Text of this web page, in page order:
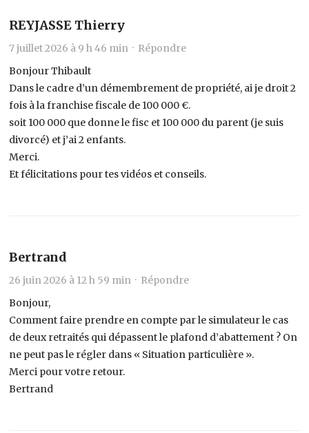
REYJASSE Thierry
7 juillet 2026 à 9 h 46 min · Répondre
Bonjour Thibault
Dans le cadre d’un démembrement de propriété, ai je droit 2
fois à la franchise fiscale de 100 000 €.
soit 100 000 que donne le fisc et 100 000 du parent (je suis
divorcé) et j’ai 2 enfants.
Merci.
Et félicitations pour tes vidéos et conseils.
Bertrand
26 juin 2026 à 12 h 59 min · Répondre
Bonjour,
Comment faire prendre en compte par le simulateur le cas
de deux retraités qui dépassent le plafond d’abattement ? On
ne peut pas le régler dans « Situation particulière ».
Merci pour votre retour.
Bertrand